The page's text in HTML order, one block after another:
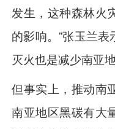
发生，这种森林火
的影响。”张玉兰
灭火也是减少南亚
但事实上，推动南
南亚地区黑碳有大